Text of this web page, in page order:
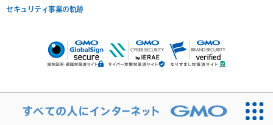
セキュリティ事業の軌跡